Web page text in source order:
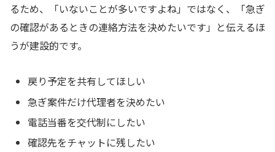
るため、「いないことが多いですよね」ではなく、「急ぎ
の確認があるときの連絡方法を決めたいです」と伝えるほ
うが建設的です。
戻り予定を共有してほしい
急ぎ案件だけ代理者を決めたい
電話当番を交代制にしたい
確認先をチャットに残したい